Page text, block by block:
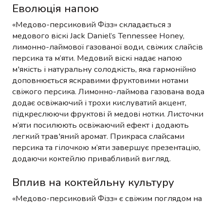
Еволюція напою
«Медово-персиковий Фізз» складається з
медового віскі Jack Daniel’s Tennessee Honey,
лимонно-лаймової газованої води, свіжих слайсів
персика та м’яти. Медовий віскі надає напою
м'якість і натуральну солодкість, яка гармонійно
доповнюється яскравими фруктовими нотами
свіжого персика. Лимонно-лаймова газована вода
додає освіжаючий і трохи кислуватий акцент,
підкреслюючи фруктові й медові нотки. Листочки
м’яти посилюють освіжаючий ефект і додають
легкий трав'яний аромат. Прикраса слайсами
персика та гілочкою м’яти завершує презентацію,
додаючи коктейлю привабливий вигляд.
Вплив на коктейльну культуру
«Медово-персиковий Фізз» є свіжим поглядом на